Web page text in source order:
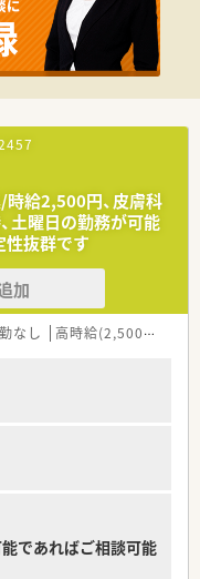
時給2,500円、皮膚科
土曜日の勤務が可能
性抜群です
加
なし 高時給(2,500円以上)
であればご相談可能